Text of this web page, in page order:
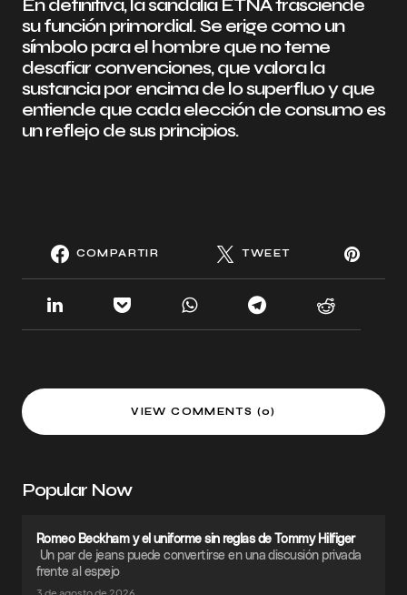
En definitiva, la sandalia ETNA trasciende
su función primordial. Se erige como un
símbolo para el hombre que no teme
desafiar convenciones, que valora la
sustancia por encima de lo superfluo y que
entiende que cada elección de consumo es
un reflejo de sus principios.
COMPARTIR TWEET
VIEW COMMENTS (0)
Popular Now
Romeo Beckham y el uniforme sin reglas de Tommy Hilfiger
Un par de jeans puede convertirse en una discusión privada
frente al espejo